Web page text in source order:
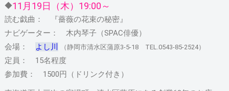
◆11月19日（木）19:00～
読む戯曲： 『薔薇の花束の秘密』
ナビゲーター： 木内琴子（SPAC俳優）
会場：
よし川 （静岡市清水区蒲原3-5-18 TEL.0543-85-2524）
定員： 15名程度
参加費： 1500円（ドリンク付き）